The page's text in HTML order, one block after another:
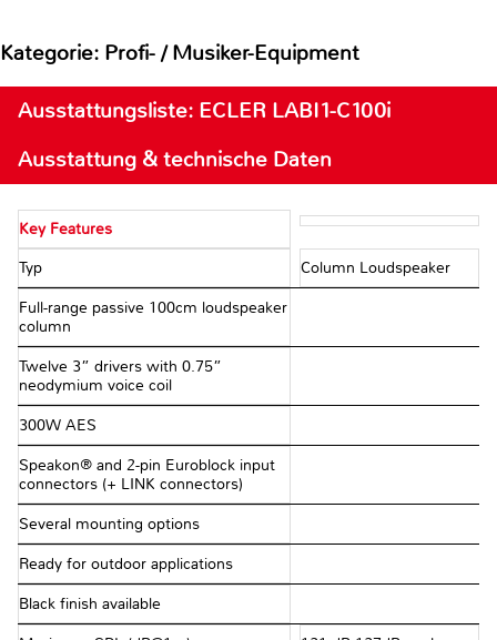
Kategorie: Profi- / Musiker-Equipment
Ausstattungsliste: ECLER LABI1-C100i
Ausstattung & technische Daten
Key Features
Typ Column Loudspeaker
Full-range passive 100cm loudspeaker
column
Twelve 3” drivers with 0.75”
neodymium voice coil
300W AES
Speakon® and 2-pin Euroblock input
connectors (+ LINK connectors)
Several mounting options
Ready for outdoor applications
Black finish available